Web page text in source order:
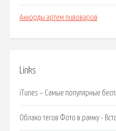
Аккорды артем пивоваров
Links
iTunes – Самые популярные
Облако тегов Фото в рамку -